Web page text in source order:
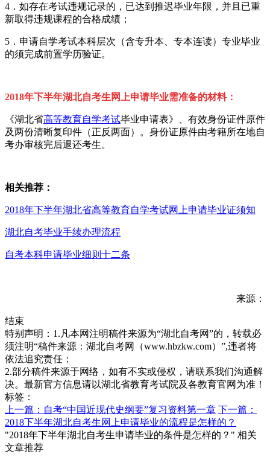
4．如存在考试违规记录的，已达到推迟毕业年限，并且已重
新取得违规课程的合格成绩；
5．申请自学考试本科层次（含专升本、专本连读）专业毕业
的须完成前置学历验证。
2018年下半年湖北自考生网上申请毕业需准备的材料：
《湖北省高等教育自学考试毕业申请表》、有效身份证件原件
及两份清晰复印件（正反两面）。身份证原件由考籍所在地自
考办审核完后退还考生。
相关推荐：
2018年下半年湖北省高等教育自学考试网上申请毕业证须知
湖北自考毕业手续办理流程
自考本科申请毕业细则十二条
来源：
结束
特别声明：1.凡本网注明稿件来源为“湖北自考网”的，转载必
须注明“稿件来源：湖北自考网（www.hbzkw.com）”,违者将
依法追究责任；
2.部分稿件来源于网络，如有不实或侵权，请联系我们沟通解
决。最新官方信息请以湖北省教育考试院及各教育官网为准！
标签：
上一篇：自考“中国近现代史纲要”复习资料第一章 下一篇：
2018下半年湖北自考生网上申请毕业的流程是怎样的？
"2018年下半年湖北自考生申请毕业的条件是怎样的？" 相关
文章推荐